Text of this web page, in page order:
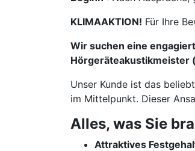
KLIMAAKTION! Für Ihre
Wir suchen eine
Hörgeräteakustikmeister
Unser Kunde ist das
im Mittelpunkt. Dieser
Alles, was Sie
Attraktives